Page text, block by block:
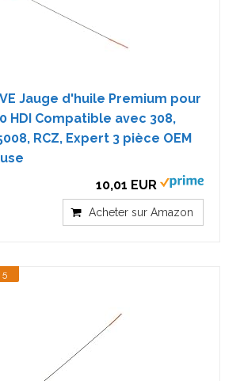
Jauge d'huile Premium pour
HDI Compatible avec 308,
RCZ, Expert 3 pièce OEM
10,01 EUR
Acheter sur Amazon
5